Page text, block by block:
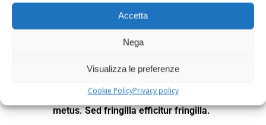
Accetta
Nega
Visualizza le preferenze
Cookie PolicyPrivacy policy
PERFECT MEAT
consectetur adipiscing elit. Phasellus
eu maximus ante, eget sollicitudin
metus. Sed fringilla efficitur fringilla.